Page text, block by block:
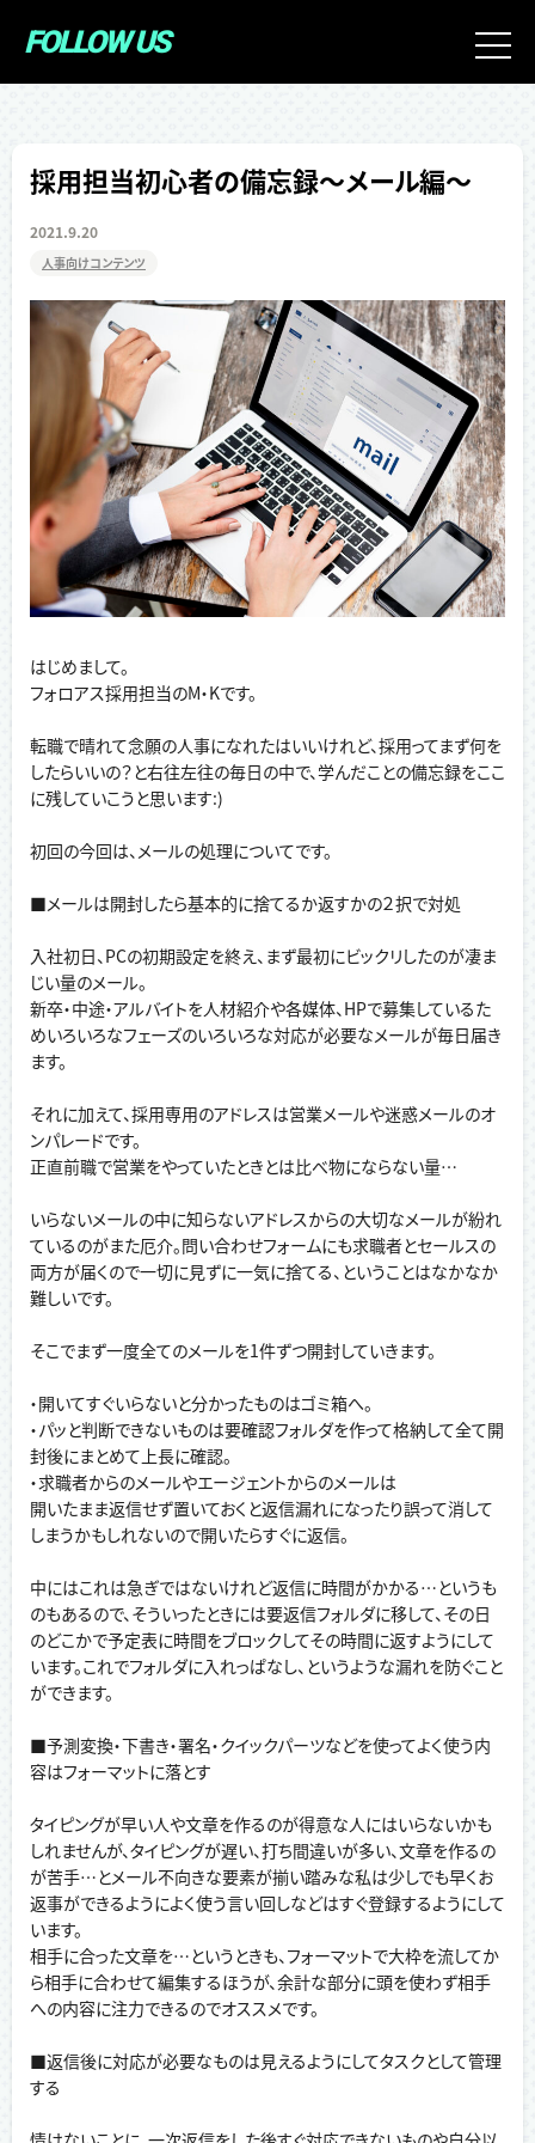
FOLLOW US
t
i
g
a
t
i
o
n
採用担当初心者の備忘録〜メール編〜
2021.9.20
人事向けコンテンツ
はじめまして。
フォロアス採用担当のM・Kです。
転職で晴れて念願の人事になれたはいいけれど、採用ってまず何を
したらいいの？と右往左往の毎日の中で、学んだことの備忘録をここ
に残していこうと思います:)
初回の今回は、メールの処理についてです。
■メールは開封したら基本的に捨てるか返すかの２択で対処
入社初日、PCの初期設定を終え、まず最初にビックリしたのが凄ま
じい量のメール。
新卒・中途・アルバイトを人材紹介や各媒体、HPで募集しているた
めいろいろなフェーズのいろいろな対応が必要なメールが毎日届き
ます。
それに加えて、採用専用のアドレスは営業メールや迷惑メールのオ
ンパレードです。
正直前職で営業をやっていたときとは比べ物にならない量…
いらないメールの中に知らないアドレスからの大切なメールが紛れ
ているのがまた厄介。問い合わせフォームにも求職者とセールスの
両方が届くので一切に見ずに一気に捨てる、ということはなかなか
難しいです。
そこでまず一度全てのメールを1件ずつ開封していきます。
・開いてすぐいらないと分かったものはゴミ箱へ。
・パッと判断できないものは要確認フォルダを作って格納して全て開
封後にまとめて上長に確認。
・求職者からのメールやエージェントからのメールは
開いたまま返信せず置いておくと返信漏れになったり誤って消して
しまうかもしれないので開いたらすぐに返信。
中にはこれは急ぎではないけれど返信に時間がかかる…というも
のもあるので、そういったときには要返信フォルダに移して、その日
のどこかで予定表に時間をブロックしてその時間に返すようにして
います。これでフォルダに入れっぱなし、というような漏れを防ぐこと
ができます。
■予測変換・下書き・署名・クイックパーツなどを使ってよく使う内
容はフォーマットに落とす
タイピングが早い人や文章を作るのが得意な人にはいらないかも
しれませんが、タイピングが遅い、打ち間違いが多い、文章を作るの
が苦手…とメール不向きな要素が揃い踏みな私は少しでも早くお
返事ができるようによく使う言い回しなどはすぐ登録するようにして
います。
相手に合った文章を…というときも、フォーマットで大枠を流してか
ら相手に合わせて編集するほうが、余計な部分に頭を使わず相手
への内容に注力できるのでオススメです。
■返信後に対応が必要なものは見えるようにしてタスクとして管理
する